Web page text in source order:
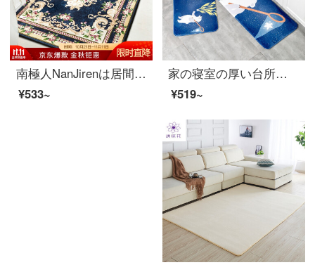
南極人NanJirenは居間の寝室に茶室を敷いて、玄関マットに入ります。
¥533~
家の寝室の厚い台所のバスルームの吸水滑り止めマットの入り口のトイレのマットの長さがいっぱい敷いてあります。洗濯機で星を摘みます。50 X 80 CM
¥519~